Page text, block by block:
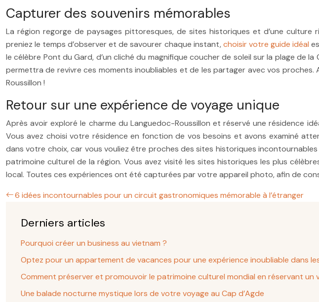
Capturer des souvenirs mémorables
La région regorge de paysages pittoresques, de sites historiques et d’une
preniez le temps d’observer et de savourer chaque instant,choisir votre guide idéal
le célèbre Pont du Gard, d’un cliché du magnifique coucher de soleil sur la plage de
permettra de revivre ces moments inoubliables et de les partager avec vos
Roussillon !
Retour sur une expérience de voyage unique
Après avoir exploré le charme du Languedoc-Roussillon et réservé une résidence
Vous avez choisi votre résidence en fonction de vos besoins et avons examiné
dans votre choix, car vous vouliez être proches des sites historiques
patrimoine culturel de la région. Vous avez visité les sites historiques les plus
local. Toutes ces expériences ont été capturées par votre appareil photo, afin de
6 idées incontournables pour un circuit gastronomiques mémorable à l’étranger
Derniers articles
Pourquoi créer un business au vietnam ?
Optez pour un appartement de vacances pour une expérience inoubliable dans
Comment préserver et promouvoir le patrimoine culturel mondial en réservant un
Une balade nocturne mystique lors de votre voyage au Cap d’Agde